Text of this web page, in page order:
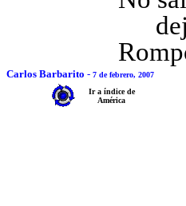
Carlos Barbarito - 7 de febrero, 2007
Ir a índice de
América